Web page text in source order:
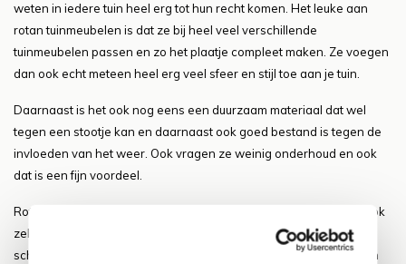
weten in iedere tuin heel erg tot hun recht komen. Het leuke aan
rotan tuinmeubelen is dat ze bij heel veel verschillende
tuinmeubelen passen en zo het plaatje compleet maken. Ze voegen
dan ook echt meteen heel erg veel sfeer en stijl toe aan je tuin.
Daarnaast is het ook nog eens een duurzaam materiaal dat wel
tegen een stootje kan en daarnaast ook goed bestand is tegen de
invloeden van het weer. Ook vragen ze weinig onderhoud en ook
dat is een fijn voordeel.
Rotan tuinmeubelen passen ook bij bijna iedere stijl en zijn dan ook
zeker weten een fijne optie voor in je tuin. Wel moet je ze goed
schoon houden omdat er nogal snel vuil tussen de openingen kan